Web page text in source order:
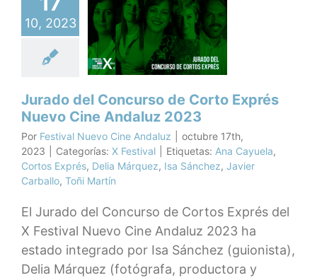
10, 2023
del
de
Exprés
Cine
Jurado del Concurso de Corto Exprés
Nuevo Cine Andaluz 2023
Por Festival Nuevo Cine Andaluz
octubre 17th,
2023
Categorías: X Festival Etiquetas: Ana Cayuela,
Cortos Exprés, Delia Márquez, Isa Sánchez, Javier
Carballo, Toñi Martín
El Jurado del Concurso de Cortos Exprés del
X Festival Nuevo Cine Andaluz 2023 ha
estado integrado por Isa Sánchez (guionista),
Delia Márquez (fotógrafa, productora y